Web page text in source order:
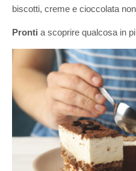
biscotti, creme e cioccolata
Pronti a scoprire qualcosa in